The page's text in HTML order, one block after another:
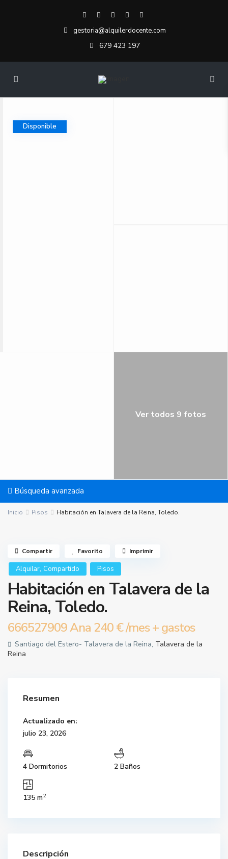
gestoria@alquilerdocente.com
679 423 197
Disponible
Ver todos 9 fotos
Búsqueda avanzada
Inicio Pisos Habitación en Talavera de la Reina, Toledo.
Alquilar, Compartido Pisos
Habitación en Talavera de la
Reina, Toledo.
666527909 Ana 240 €/mes + gastos
Santiago del Estero- Talavera de la Reina, Talavera de la
Reina
Compartir Favorito Imprimir
Resumen
Actualizado en:
julio 23, 2026
4 Dormitorios 2 Baños
135 m2
Descripción